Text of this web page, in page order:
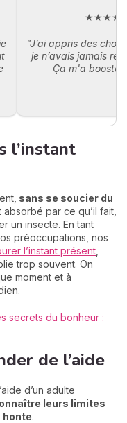
"J’ai appris des
je n’avais jamais
Ça m'a boosté,
l’instant
sans se soucier du
absorbé par ce qu’il fait,
un insecte. En tant
préoccupations, nos
l’instant présent
trop souvent. On
moment et à
secrets du bonheur :
de l’aide
d’un adulte
leurs limites
honte.